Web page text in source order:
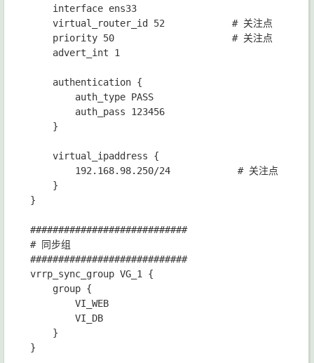
    interface ens33
    virtual_router_id 52            # 关注点
    priority 50                     # 关注点
    advert_int 1
    authentication {
        auth_type PASS
        auth_pass 123456
    }
    virtual_ipaddress {
        192.168.98.250/24            # 关注点
    }
}
############################
# 同步组
############################
vrrp_sync_group VG_1 {
    group {
        VI_WEB
        VI_DB
    }